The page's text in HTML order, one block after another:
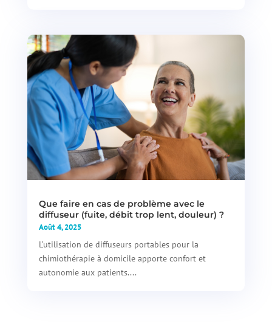
Que faire en cas de problème avec le
diffuseur (fuite, débit trop lent, douleur) ?
Août 4, 2025
L’utilisation de diffuseurs portables pour la
chimiothérapie à domicile apporte confort et
autonomie aux patients....